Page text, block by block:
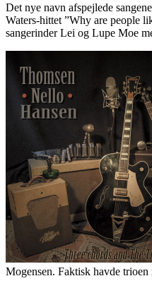
Det nye navn afspejlede
Waters-hittet ”Why are people
sangerinder Lei og Lupe Moe
Mogensen. Faktisk havde